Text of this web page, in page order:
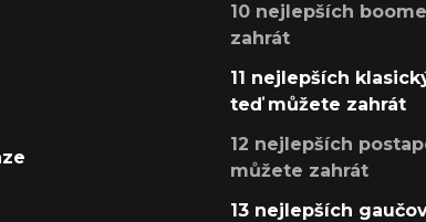
10 nejlepších
zahrát
11 nejlepších
teď můžete zahrát
12 nejlepších
můžete zahrát
13 nejlepších